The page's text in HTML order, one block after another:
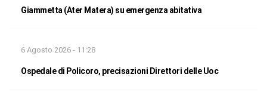
Giammetta (Ater Matera) su emergenza abitativa
6 Agosto 2026 - 11:28
Ospedale di Policoro, precisazioni Direttori delle Uoc